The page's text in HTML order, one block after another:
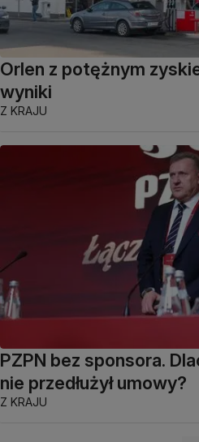
Orlen z potężnym
wyniki
Z KRAJU
PZPN bez sponsora.
nie przedłużył umowy?
Z KRAJU